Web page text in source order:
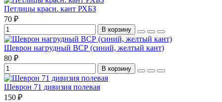
Петлицы красн. кант РХБЗ
70 ₽
В корзину
Шеврон нагрудный ВСР (синий, желтый кант)
80 ₽
В корзину
Шеврон 71 дивизия полевая
150 ₽